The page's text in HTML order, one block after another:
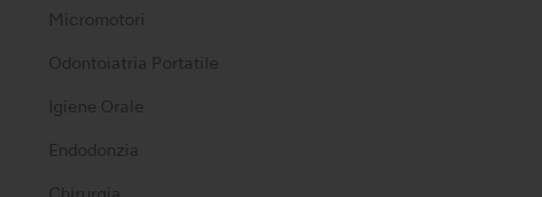
Micromotori
Odontoiatria Portatile
Igiene Orale
Endodonzia